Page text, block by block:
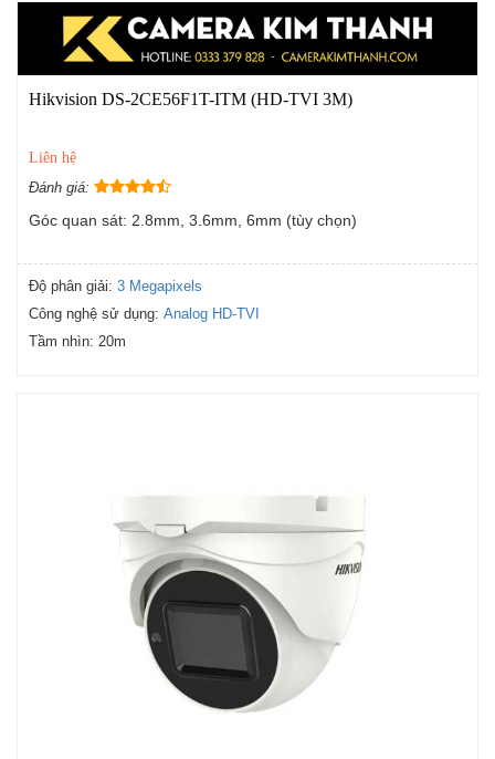
Hikvision DS-2CE56F1T-ITM (HD-TVI 3M)
Liên hệ
Đánh giá:
Góc quan sát: 2.8mm, 3.6mm, 6mm (tùy chọn)
Độ phân giải: 3 Megapixels
Công nghệ sử dụng: Analog HD-TVI
Tầm nhìn: 20m